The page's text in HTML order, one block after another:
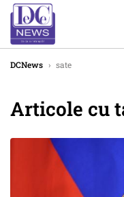
DCNews › sate
Articole cu